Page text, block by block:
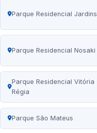
Parque Residencial Jardins
Parque Residencial Nosaki
Parque Residencial Vitória
Régia
Parque São Mateus